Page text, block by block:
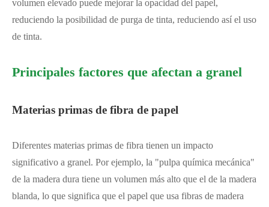
volumen elevado puede mejorar la opacidad del papel,
reduciendo la posibilidad de purga de tinta, reduciendo así el uso
de tinta.
Principales factores que afectan a granel
Materias primas de fibra de papel
Diferentes materias primas de fibra tienen un impacto
significativo a granel. Por ejemplo, la "pulpa química mecánica"
de la madera dura tiene un volumen más alto que el de la madera
blanda, lo que significa que el papel que usa fibras de madera